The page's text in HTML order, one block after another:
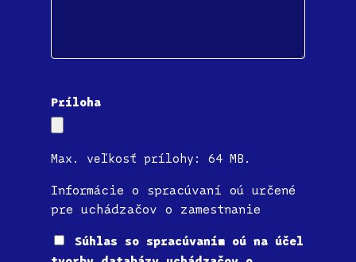
Príloha
Max. veľkosť prílohy: 64 MB.
Informácie o spracúvaní oú určené
pre uchádzačov o zamestnanie
SúhlasSúhlas so spracúvaním oú na účel